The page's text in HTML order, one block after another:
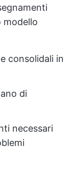
consolidali in
di
necessari